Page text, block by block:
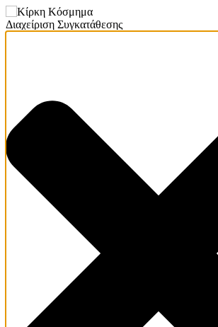
Διαχείριση Συγκατάθεσης